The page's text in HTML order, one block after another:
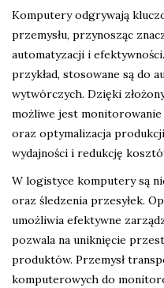
Komputery odgrywają
przemysłu, przynosząc
automatyzacji i
przykład, stosowane są do
wytwórczych. Dzięki
możliwe jest monitorowanie
oraz optymalizacja
wydajności i redukcję
W logistyce komputery są
oraz śledzenia przesyłek.
umożliwia efektywne
pozwala na uniknięcie
produktów. Przemysł
komputerowych do